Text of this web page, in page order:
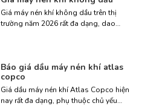
Một số đơn vị bán lẻ có thể có mức giá
khuyến […]
Giá máy nén khí không dầu trên thị
trường năm 2026 rất đa dạng, dao
Mức giá cụ thể phụ thuộc vào công
suất, dung tích bình chứa, thương hiệu
và công nghệ […]
Báo giá dầu máy nén khí atlas
copco
Giá dầu máy nén khí Atlas Copco hiện
nay rất đa dạng, phụ thuộc chủ yếu